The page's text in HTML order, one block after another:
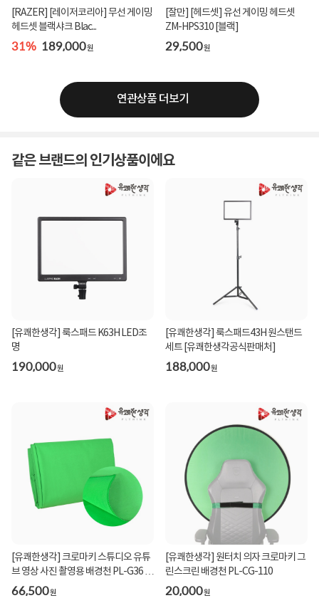
[RAZER] [레이저코리아] 무선 게이밍
헤드셋 블랙샤크 Blac...
31% 189,000원
[잘만] [헤드셋] 유선 게이밍 헤드셋
ZM-HPS310 [블랙]
29,500원
연관상품 더보기
같은 브랜드의 인기상품이에요
[유쾌한생각] 룩스패드 K63H LED조
명
190,000원
[유쾌한생각] 룩스패드43H 원스탠드
세트 [유쾌한생각공식판매처]
188,000원
[유쾌한생각] 크로마키 스튜디오 유튜
브 영상 사진 촬영용 배경천 PL-G36 그
린 3x6 m
66,500원
[유쾌한생각] 원터치 의자 크로마키 그
린스크린 배경천 PL-CG-110
20,000원